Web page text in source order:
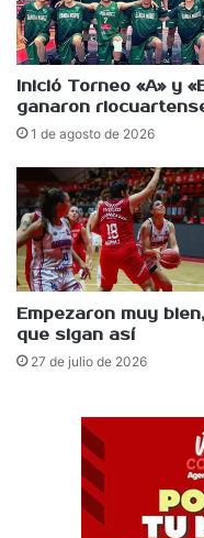
Inició Torneo «A» y
ganaron
1 de agosto de 2026
Empezaron muy bien,
que sigan así
27 de julio de 2026